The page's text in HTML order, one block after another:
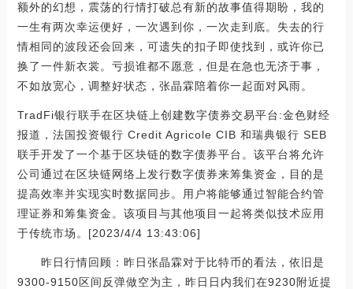
额外的幻想，震荡的行情打破总有新的故事值得期盼，我的
一生有两次幸运便好，一次遇到你，一次走到底。失去的行
情相同的波段还会回来，可遗失的扣子即使找到，或许你已
换了一件新衣裳。亏损谁都不愿意，但是在急也无济于事，
不如放宽心，调整好状态，张晶霖陪着你一起面对风雨。
TradFi银行联手在区块链上创建数字债券交易平台:金色财经
报道，法国投资银行 Credit Agricole CIB 和瑞典银行 SEB
联手开发了一个基于区块链的数字债券平台。该平台将允许
公司通过在区块链网络上发行数字债券来筹集资金，目的是
提高效率并实现实时数据同步。用户将能够通过智能合约管
理证券和筹集资金。该项目与其他项目一起将类似技术应用
于传统市场。[2023/4/4 13:43:06]
昨日行情回顾：昨日张晶霖对于比特币的看法，依旧是
9300-9150区间反弹做空为主，昨日日内我们在9230附近提